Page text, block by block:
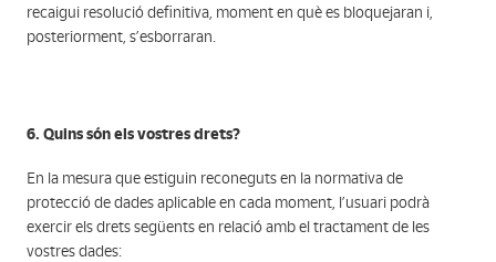
recaigui resolució definitiva, moment en què es bloquejaran i,
posteriorment, s’esborraran.
6. Quins són els vostres drets?
En la mesura que estiguin reconeguts en la normativa de
protecció de dades aplicable en cada moment, l’usuari podrà
exercir els drets següents en relació amb el tractament de les
vostres dades: